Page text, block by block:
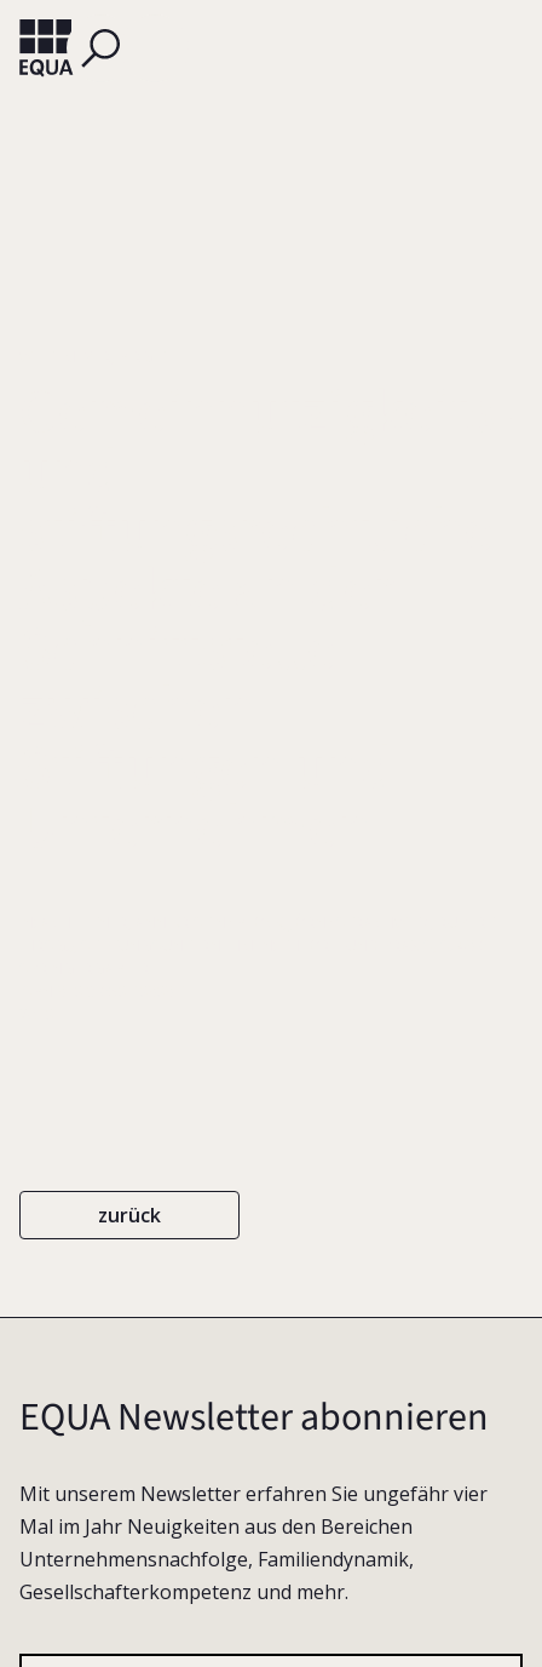
zurück
EQUA Newsletter abonnieren
Mit unserem Newsletter erfahren Sie ungefähr vier
Mal im Jahr Neuigkeiten aus den Bereichen
Unternehmensnachfolge, Familiendynamik,
Gesellschafterkompetenz und mehr.